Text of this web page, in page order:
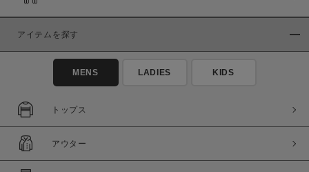
アイテムを探す
MENS LADIES KIDS
トップス
アウター